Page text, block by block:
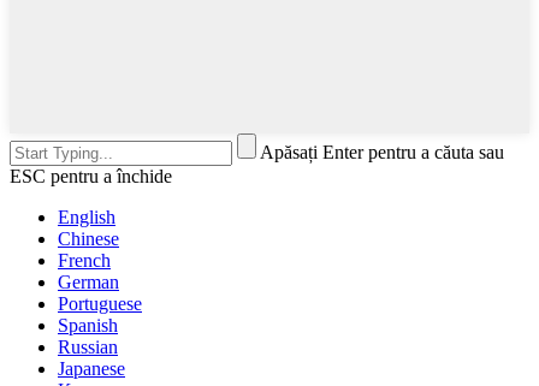
Apăsați Enter pentru a căuta sau
ESC pentru a închide
English
Chinese
French
German
Portuguese
Spanish
Russian
Japanese